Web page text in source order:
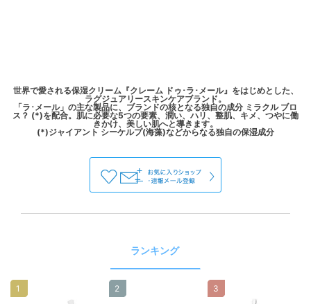
世界で愛される保湿クリーム『クレーム ドゥ･ラ･メール』をはじめとした、
ラグジュアリースキンケアブランド。
「ラ･メール」の主な製品に、ブランドの核となる独自の成分 ミラクル ブロ
ス？ (*)を配合。肌に必要な5つの要素、潤い、ハリ、整肌、キメ、つやに働
きかけ、美しい肌へと導きます。
ランキング
1 2 3